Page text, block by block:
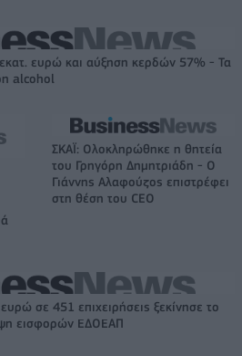
ευρώ και αύξηση κερδών 57% - Τα
alcohol
ΣΚΑΪ: Ολοκληρώθηκε η θητεία
του Γρηγόρη Δημητριάδη - Ο
Γιάννης Αλαφούζος επιστρέφει
στη θέση του CEO
σε 451 επιχειρήσεις ξεκίνησε το
εισφορών ΕΔΟΕΑΠ